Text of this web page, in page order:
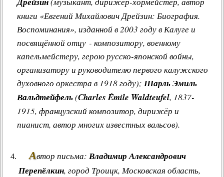
книги «Евгений Михайлович Дрейзин: Биография.
Воспоминания», изданной в 2003 году в Калуге и
посвящённой отцу - композитору, военному
капельмейстеру, герою русско-японской войны,
организатору и руководителю первого калужского
духовного оркестра в 1918 году); Шарль Эмиль
Вальдтейфель(Charles Émile Waldteufel, 1837-
1915, французский композитор, дирижёр и
пианист, автор многих известных вальсов).
Автор письма: Владимир Александрович
Перепёлкин, город Троицк, Московская область,